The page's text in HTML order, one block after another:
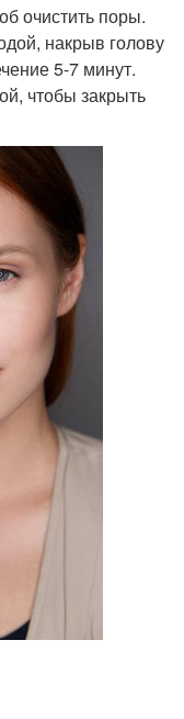
очистить поры.
накрыв голову
5-7 минут.
чтобы закрыть